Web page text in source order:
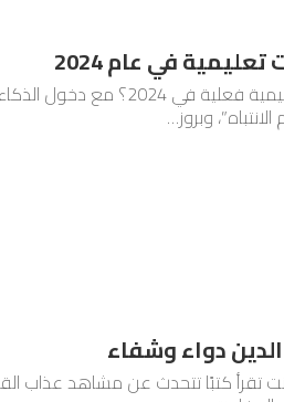
هل نعيش ثورة تعليمية
وبروز…
دواء وشفاء
تقرأ كتبًا تتحدث عن مشاهد عذاب